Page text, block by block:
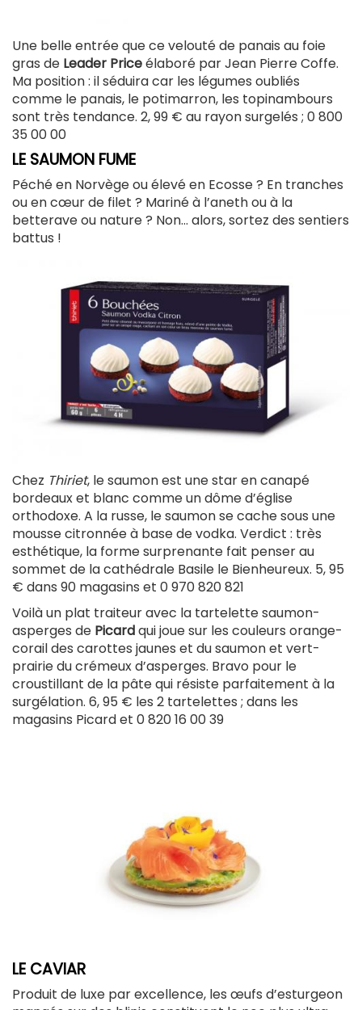
Une belle entrée que ce velouté de panais au foie
gras de Leader Priceélaboré par Jean Pierre Coffe.
Ma position : il séduira car les légumes oubliés
comme le panais, le potimarron, les topinambours
sont très tendance. 2, 99 € au rayon surgelés ; 0 800
35 00 00
LE SAUMON FUME
Péché en Norvège ou élevé en Ecosse ? En tranches
ou en cœur de filet ? Mariné à l’aneth ou à la
betterave ou nature ? Non… alors, sortez des sentiers
battus !
Chez Thiriet, le saumon est une star en canapé
bordeaux et blanc comme un dôme d’église
orthodoxe. A la russe, le saumon se cache sous une
mousse citronnée à base de vodka. Verdict : très
esthétique, la forme surprenante fait penser au
sommet de la cathédrale Basile le Bienheureux. 5, 95
€ dans 90 magasins et 0 970 820 821
Voilà un plat traiteur avec la tartelette saumon-
asperges de Picardqui joue sur les couleurs orange-
corail des carottes jaunes et du saumon et vert-
prairie du crémeux d’asperges. Bravo pour le
croustillant de la pâte qui résiste parfaitement à la
surgélation. 6, 95 € les 2 tartelettes ; dans les
magasins Picard et 0 820 16 00 39
LE CAVIAR
Produit de luxe par excellence, les œufs d’esturgeon